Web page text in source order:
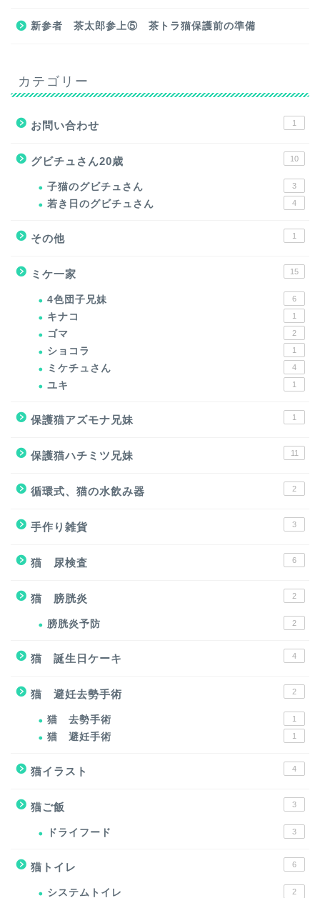
新参者 茶太郎参上⑤ 茶トラ猫保護前の準備
カテゴリー
お問い合わせ 1
グビチュさん20歳 10
子猫のグビチュさん 3
若き日のグビチュさん 4
その他 1
ミケ一家 15
4色団子兄妹 6
キナコ 1
ゴマ 2
ショコラ 1
ミケチュさん 4
ユキ 1
保護猫アズモナ兄妹 1
保護猫ハチミツ兄妹 11
循環式、猫の水飲み器 2
手作り雑貨 3
猫 尿検査 6
猫 膀胱炎 2
膀胱炎予防 2
猫 誕生日ケーキ 4
猫 避妊去勢手術 2
猫 去勢手術 1
猫 避妊手術 1
猫イラスト 4
猫ご飯 3
ドライフード 3
猫トイレ 6
システムトイレ 2